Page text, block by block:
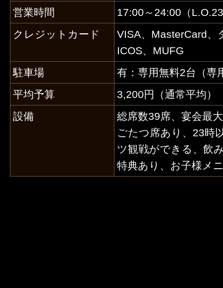
営業時間
17:00～24:00（
クレジットカード
VISA、MasterCard、
ICOS、MUFG
駐車場
有：専用無料2台（専
平均予算
3,200円（通常平均
設備
総席数39席、宴会最
ごたつ席あり、23時
ツ観戦ができる、飲
特典あり、お子様メ